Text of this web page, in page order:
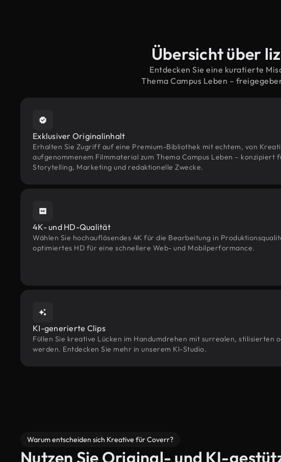
Übersicht über
Entdecken Sie eine kuratierte
Thema Campus Leben –
Exklusiver Originalinhalt
Erhalten Sie Zugriff auf eine Premium-Bibliothek mit echtem, von
aufgenommenem Filmmaterial zum Thema Campus Leben – konzipiert
Storytelling, Marketing und redaktionelle Zwecke.
4K- und HD-Qualität
Wählen Sie hochauflösendes 4K für die Bearbeitung in
optimiertes HD für eine schnellere Web- und Mobilperformance.
KI-generierte Clips
Füllen Sie kreative Lücken im Handumdrehen mit surrealen,
werden. Entdecken Sie mehr in unserem KI-Studio.
Warum entscheiden sich Kreative für Coverr?
Nutzen Sie Original- und KI-